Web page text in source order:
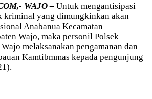
WAJO – Untuk mengantisipasi
kriminal yang dimungkinkan akan
Anabanua Kecamatan
Wajo, maka personil Polsek
melaksanakan pengamanan dan
Kamtibmmas kepada pengunjung